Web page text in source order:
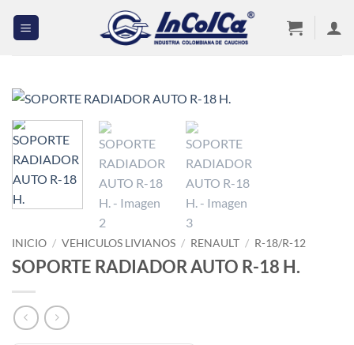
INICIO / VEHICULOS LIVIANOS / RENAULT / R-18/R-12
SOPORTE RADIADOR AUTO R-18 H.